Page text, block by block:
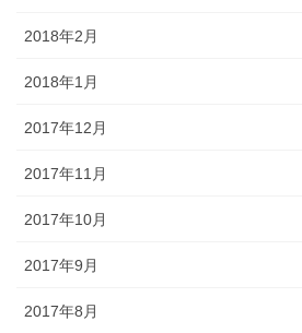
2018年2月
2018年1月
2017年12月
2017年11月
2017年10月
2017年9月
2017年8月